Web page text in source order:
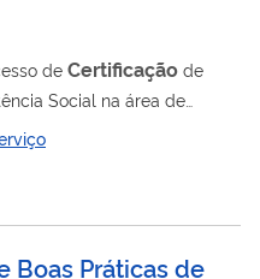
de Certificação de
Social na área de
entidades certificadas
social e o Programa de
Filantrópicas e
Boas Práticas de